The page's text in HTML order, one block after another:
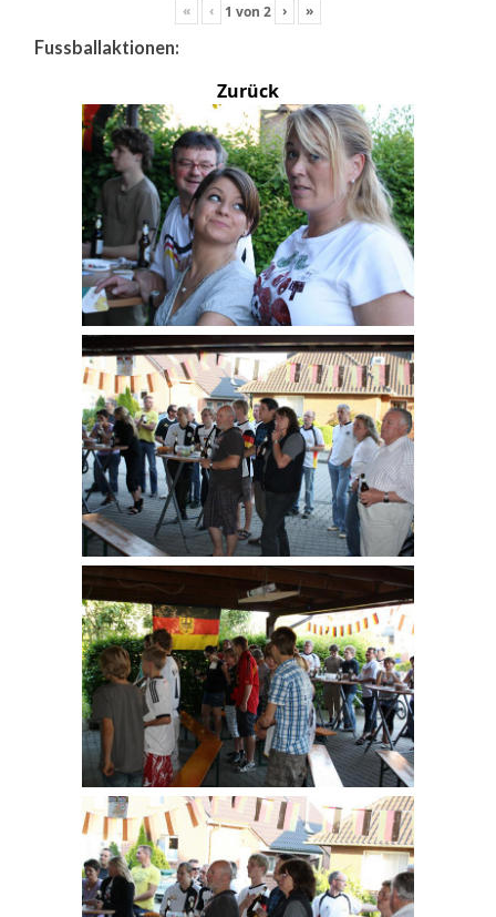
« ‹ 1 von 2 › »
Fussballaktionen:
Zurück